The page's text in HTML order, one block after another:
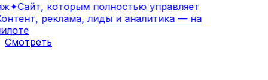
✦Сайт, которым полностью управляет
реклама, лиды и аналитика — на
Смотреть